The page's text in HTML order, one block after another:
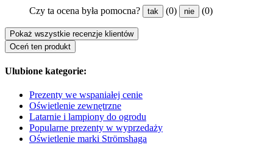
Czy ta ocena była pomocna? tak (0) nie (0)
Pokaż wszystkie recenzje klientów
Oceń ten produkt
Ulubione kategorie:
Prezenty we wspaniałej cenie
Oświetlenie zewnętrzne
Latarnie i lampiony do ogrodu
Popularne prezenty w wyprzedaży
Oświetlenie marki Strömshaga